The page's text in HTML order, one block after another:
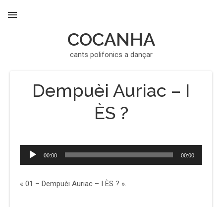
COCANHA
cants polifonics a dançar
Dempuèi Auriac – I
ÈS ?
Lecteur
audio
00:00 00:00
« 01 – Dempuèi Auriac – I ÈS ? ».